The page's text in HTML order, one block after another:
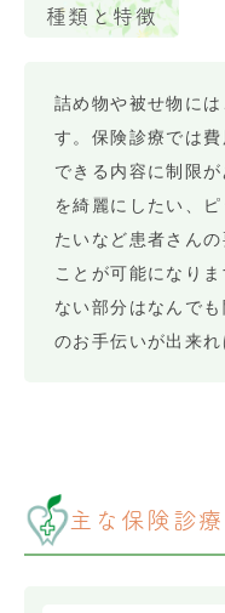
種類と特徴
詰め物や被せ物に
す。保険診療では
できる内容に制限
を綺麗にしたい、
たいなど患者さん
ことが可能になり
ない部分はなんで
のお手伝いが出来れ
主な保険診療